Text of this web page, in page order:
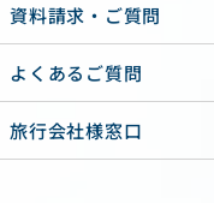
資料請求・ご質問
よくあるご質問
旅行会社様窓口